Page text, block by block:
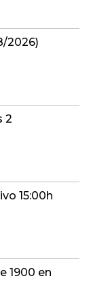
2026)
2
15:00h
1900 en